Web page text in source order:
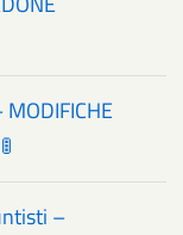
MODIFICHE
–